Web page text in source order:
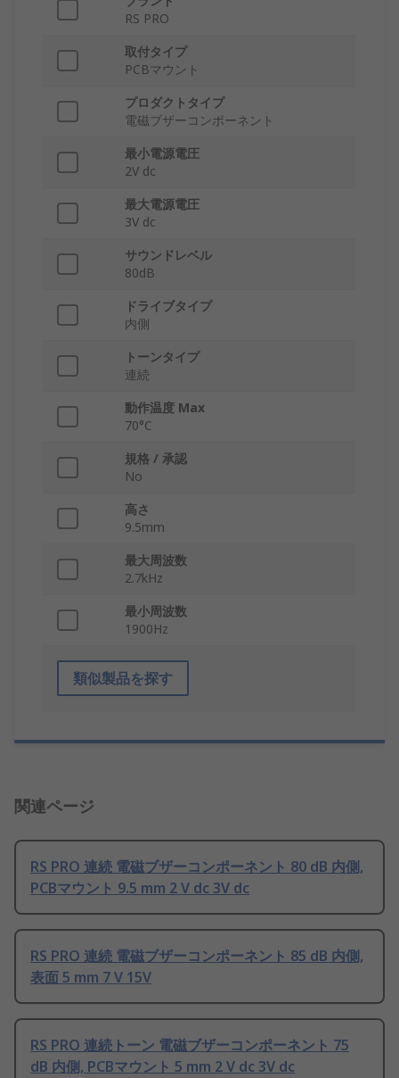
RS PRO
取付タイプ
PCBマウント
プロダクトタイプ
電磁ブザーコンポーネント
最小電源電圧
2V dc
最大電源電圧
3V dc
サウンドレベル
80dB
ドライブタイプ
内側
トーンタイプ
連続
動作温度 Max
70°C
規格 / 承認
No
高さ
9.5mm
最大周波数
2.7kHz
最小周波数
1900Hz
類似製品を探す
関連ページ
RS PRO 連続 電磁ブザーコンポーネント 80 dB 内側,
PCBマウント 9.5 mm 2 V dc 3V dc
RS PRO 連続 電磁ブザーコンポーネント 85 dB 内側,
表面 5 mm 7 V 15V
RS PRO 連続トーン 電磁ブザーコンポーネント 75
dB 内側, PCBマウント 5 mm 2 V dc 3V dc